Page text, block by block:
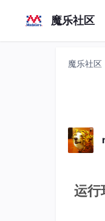
魔乐社区
魔乐社区
运行